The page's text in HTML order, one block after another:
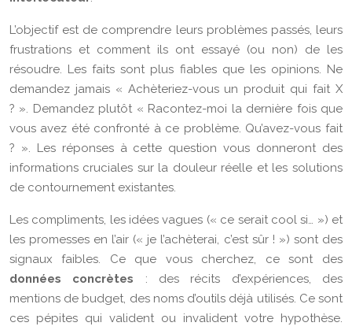
L’objectif est de comprendre leurs problèmes passés, leurs
frustrations et comment ils ont essayé (ou non) de les
résoudre. Les faits sont plus fiables que les opinions. Ne
demandez jamais « Achèteriez-vous un produit qui fait X
? ». Demandez plutôt « Racontez-moi la dernière fois que
vous avez été confronté à ce problème. Qu’avez-vous fait
? ». Les réponses à cette question vous donneront des
informations cruciales sur la douleur réelle et les solutions
de contournement existantes.
Les compliments, les idées vagues (« ce serait cool si… ») et
les promesses en l’air (« je l’achèterai, c’est sûr ! ») sont des
signaux faibles. Ce que vous cherchez, ce sont des
données concrètes : des récits d’expériences, des
mentions de budget, des noms d’outils déjà utilisés. Ce sont
ces pépites qui valident ou invalident votre hypothèse.